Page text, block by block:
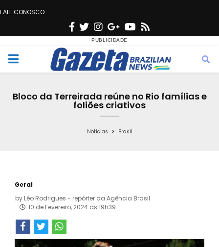
FALE CONOSCO
F
c
e
o
T
w
i
t
e
n
s
t
g
r
a
G
o
o
g
e
Y
u
t
b
s
M
Bloco da Terreirada reúne no Rio famílias e
foliões criativos
Notícias Brasil
Geral
by Léo Rodrigues - repórter da Agência Brasil
10 de Fevereiro, 2024 às 19h39